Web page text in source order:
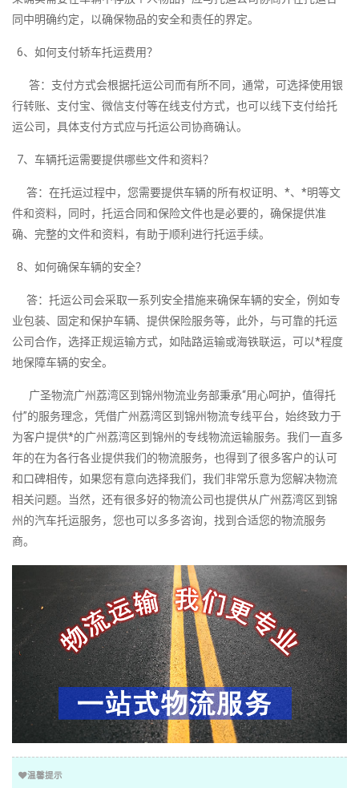
同中明确约定，以确保物品的安全和责任的界定。
6、如何支付轿车托运费用？
答：支付方式会根据托运公司而有所不同，通常，可选择使用银
行转账、支付宝、微信支付等在线支付方式，也可以线下支付给托
运公司，具体支付方式应与托运公司协商确认。
7、车辆托运需要提供哪些文件和资料？
答：在托运过程中，您需要提供车辆的所有权证明、*、*明等文
件和资料，同时，托运合同和保险文件也是必要的，确保提供准
确、完整的文件和资料，有助于顺利进行托运手续。
8、如何确保车辆的安全？
答：托运公司会采取一系列安全措施来确保车辆的安全，例如专
业包装、固定和保护车辆、提供保险服务等，此外，与可靠的托运
公司合作，选择正规运输方式，如陆路运输或海铁联运，可以*程度
地保障车辆的安全。
广圣物流广州荔湾区到锦州物流业务部秉承“用心呵护，值得托
付”的服务理念，凭借广州荔湾区到锦州物流专线平台，始终致力于
为客户提供*的广州荔湾区到锦州的专线物流运输服务。我们一直多
年的在为各行各业提供我们的物流服务，也得到了很多客户的认可
和口碑相传，如果您有意向选择我们，我们非常乐意为您解决物流
相关问题。当然，还有很多好的物流公司也提供从广州荔湾区到锦
州的汽车托运服务，您也可以多多咨询，找到合适您的物流服务
商。
温馨提示